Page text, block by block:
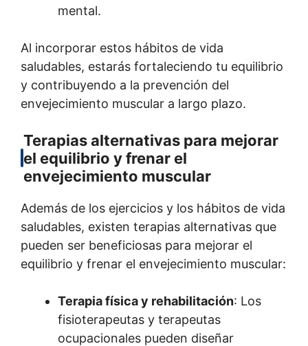
mental.
Al incorporar estos hábitos de vida
saludables, estarás fortaleciendo tu equilibrio
y contribuyendo a la prevención del
envejecimiento muscular a largo plazo.
Terapias alternativas para mejorar
el equilibrio y frenar el
envejecimiento muscular
Además de los ejercicios y los hábitos de vida
saludables, existen terapias alternativas que
pueden ser beneficiosas para mejorar el
equilibrio y frenar el envejecimiento muscular:
Terapia física y rehabilitación: Los
fisioterapeutas y terapeutas
ocupacionales pueden diseñar